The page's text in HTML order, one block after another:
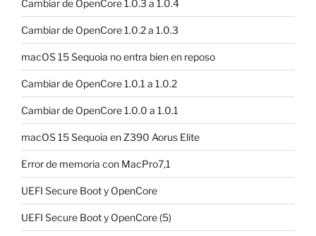
Cambiar de OpenCore 1.0.3 a 1.0.4
Cambiar de OpenCore 1.0.2 a 1.0.3
macOS 15 Sequoia no entra bien en reposo
Cambiar de OpenCore 1.0.1 a 1.0.2
Cambiar de OpenCore 1.0.0 a 1.0.1
macOS 15 Sequoia en Z390 Aorus Elite
Error de memoria con MacPro7,1
UEFI Secure Boot y OpenCore
UEFI Secure Boot y OpenCore (5)